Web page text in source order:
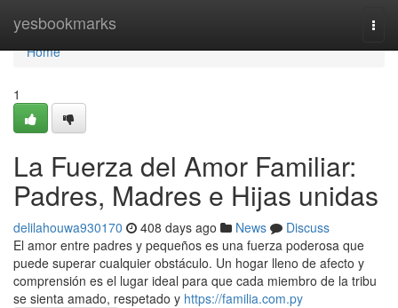
yesbookmarks
Home
Home
1
La Fuerza del Amor Familiar:
Padres, Madres e Hijas unidas
delilahouwa930170 408 days ago News
Discuss
El amor entre padres y pequeños es una fuerza poderosa que
puede superar cualquier obstáculo. Un hogar lleno de afecto y
comprensión es el lugar ideal para que cada miembro de la tribu
se sienta amado, respetado y https://familia.com.py